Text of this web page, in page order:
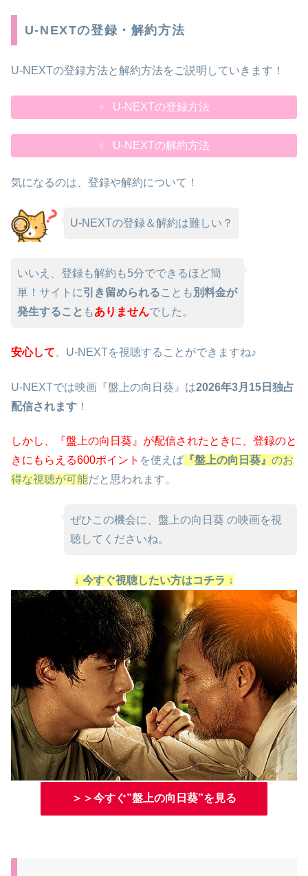
U-NEXTの登録・解約方法
U-NEXTの登録方法と解約方法をご説明していきます！
U-NEXTの登録方法
U-NEXTの解約方法
気になるのは、登録や解約について！
U-NEXTの登録＆解約は難しい？
いいえ、登録も解約も5分でできるほど簡
単！サイトに引き留められることも 別料金が
発生すること もありませんでした。
安心して 、U-NEXTを視聴することができますね♪
U-NEXTでは映画『盤上の向日葵』は2026年3月15日独占
配信されます ！
しかし、『盤上の向日葵』が配信されたときに、 登録のと
きにもらえる600ポイント を使えば 『盤上の向日葵』 のお
得な視聴が可能だと思われます。
ぜひこの機会に、盤上の向日葵 の映画を視
聴してくださいね。
↓ 今すぐ視聴したい方はコチラ ↓
＞＞今すぐ”盤上の向日葵”を見る